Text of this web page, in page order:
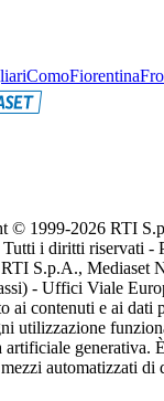
ComoFiorentina
© 1999-2026 RTI
i diritti riservati -
S.p.A., Mediaset
- Uffici Viale
ai contenuti e ai dati
utilizzazione
artificiale generativa.
automatizzati di